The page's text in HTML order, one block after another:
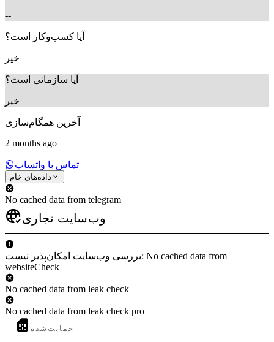
--
آیا کسب‌وکار است؟
خیر
آیا سازمانی است؟
خیر
آخرین همگام‌سازی
2 months ago
تماس با واتساپ
داده‌های خام
No cached data from telegram
وب‌سایت تجاری
بررسی وب‌سایت امکان‌پذیر نیست: No cached data from
websiteCheck
No cached data from leak check
No cached data from leak check pro
حمایت‌شده